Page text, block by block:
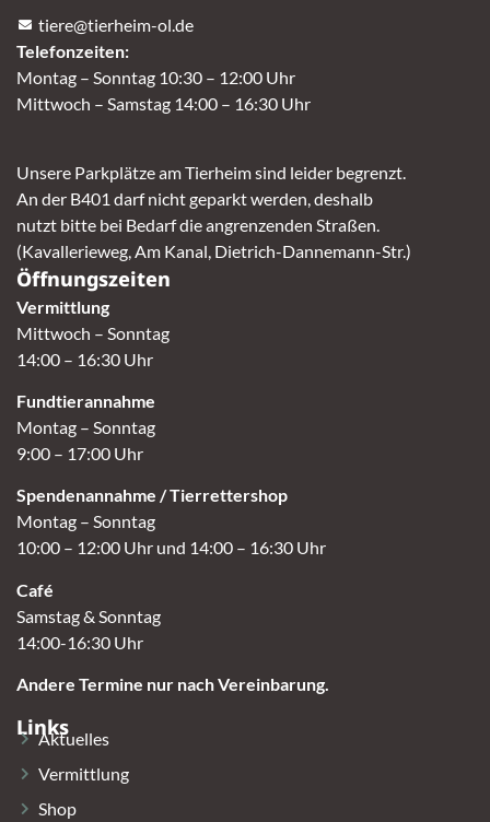
tiere@tierheim-ol.de
Telefonzeiten:
Montag – Sonntag 10:30 – 12:00 Uhr
Mittwoch – Samstag 14:00 – 16:30 Uhr
Unsere Parkplätze am Tierheim sind leider begrenzt.
An der B401 darf nicht geparkt werden, deshalb
nutzt bitte bei Bedarf die angrenzenden Straßen.
(Kavallerieweg, Am Kanal, Dietrich-Dannemann-Str.)
Öffnungszeiten
Vermittlung
Mittwoch – Sonntag
14:00 – 16:30 Uhr
Fundtierannahme
Montag – Sonntag
9:00 – 17:00 Uhr
Spendenannahme / Tierrettershop
Montag – Sonntag
10:00 – 12:00 Uhr und 14:00 – 16:30 Uhr
Café
Samstag & Sonntag
14:00-16:30 Uhr
Andere Termine nur nach Vereinbarung.
Links
Aktuelles
Vermittlung
Shop